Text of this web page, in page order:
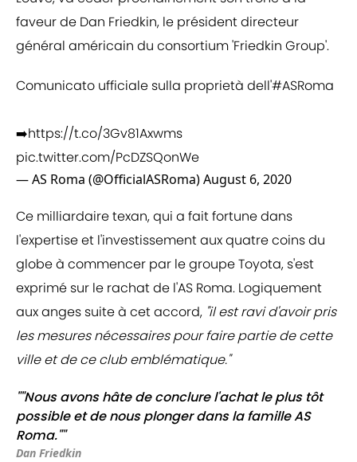
faveur de Dan Friedkin, le président directeur
général américain du consortium 'Friedkin Group'.
Comunicato ufficiale sulla proprietà dell'#ASRoma
➡️https://t.co/3Gv81Axwms
pic.twitter.com/PcDZSQonWe
— AS Roma (@OfficialASRoma)August 6, 2020
Ce milliardaire texan, qui a fait fortune dans
l'expertise et l'investissement aux quatre coins du
globe à commencer par le groupe Toyota, s'est
exprimé sur le rachat de l'AS Roma. Logiquement
aux anges suite à cet accord, "il est ravi d'avoir pris
les mesures nécessaires pour faire partie de cette
ville et de ce club emblématique."
""Nous avons hâte de conclure l'achat le plus tôt
possible et de nous plonger dans la famille AS
Roma.""
Dan Friedkin